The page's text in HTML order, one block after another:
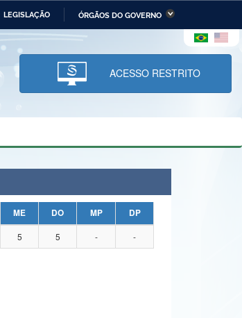
LEGISLAÇÃO ÓRGÃOS DO GOVERNO
Ministério da Infraestrutura
Ministério da Ciência,
Tecnologia, Inovações e
Comunicações
ACESSO RESTRITO
ME DO MP
DP
5 5 - -